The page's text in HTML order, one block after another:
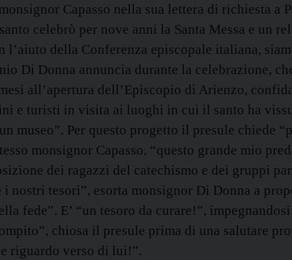
Capasso nella sua lettera di richiesta
celebrò per nove anni la Santa Messa e un
l’aiuto della Conferenza episcopale italiana,
Di Donna annuncia durante la celebrazione,
all’apertura dell’Episcopio di Arienzo,
e turisti in visita ai luoghi in cui il santo ha
museo”. Per questo progetto il presule chiede
monsignor Capasso, “questo grande mio
dei ragazzi del catechismo e dei gruppi
nostri tesori”, esorta monsignor Di Donna a
fede”. E’ “un tesoro da curare!”,
chiosa il presule prima di una salutare
riguardo verso di lui!”.